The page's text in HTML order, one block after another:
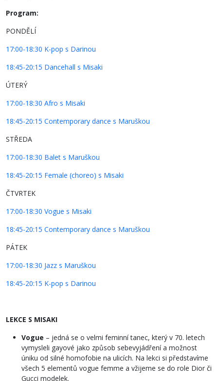
Program:
PONDĚLÍ
17:00-18:30 K-pop s Darinou
18:45-20:15 Dancehall s Misaki
ÚTERÝ
17:00-18:30 Afro s Misaki
18:45-20:15 Contemporary dance s Maruškou
STŘEDA
17:00-18:30 Balet s Maruškou
18:45-20:15 Female (choreo) s Misaki
ČTVRTEK
17:00-18:30 Vogue s Misaki
18:45-20:15 Contemporary dance s Maruškou
PÁTEK
17:00-18:30 Jazz s Maruškou
18:45-20:15 K-pop s Darinou
LEKCE S MISAKI
Vogue – jedná se o velmi feminní tanec, který v 70. letech
vymysleli gayové jako způsob sebevyjádření a možnost
úniku od silné homofobie na ulicích. Na lekci si představíme
všech 5 elementů vogue femme a vžijeme se do role Dior či
Gucci modelek.